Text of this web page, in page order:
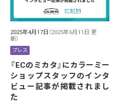
2025年4月17日 （2025年6月11日 更
新）
プレス
『ECのミカタ』にカラーミー
ショップスタッフのインタ
ビュー記事が掲載されまし
た